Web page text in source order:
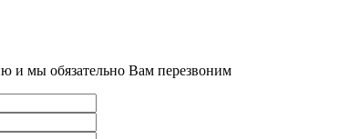
и мы обязательно Вам перезвоним